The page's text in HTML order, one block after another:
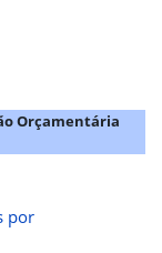
Orçamentária
por